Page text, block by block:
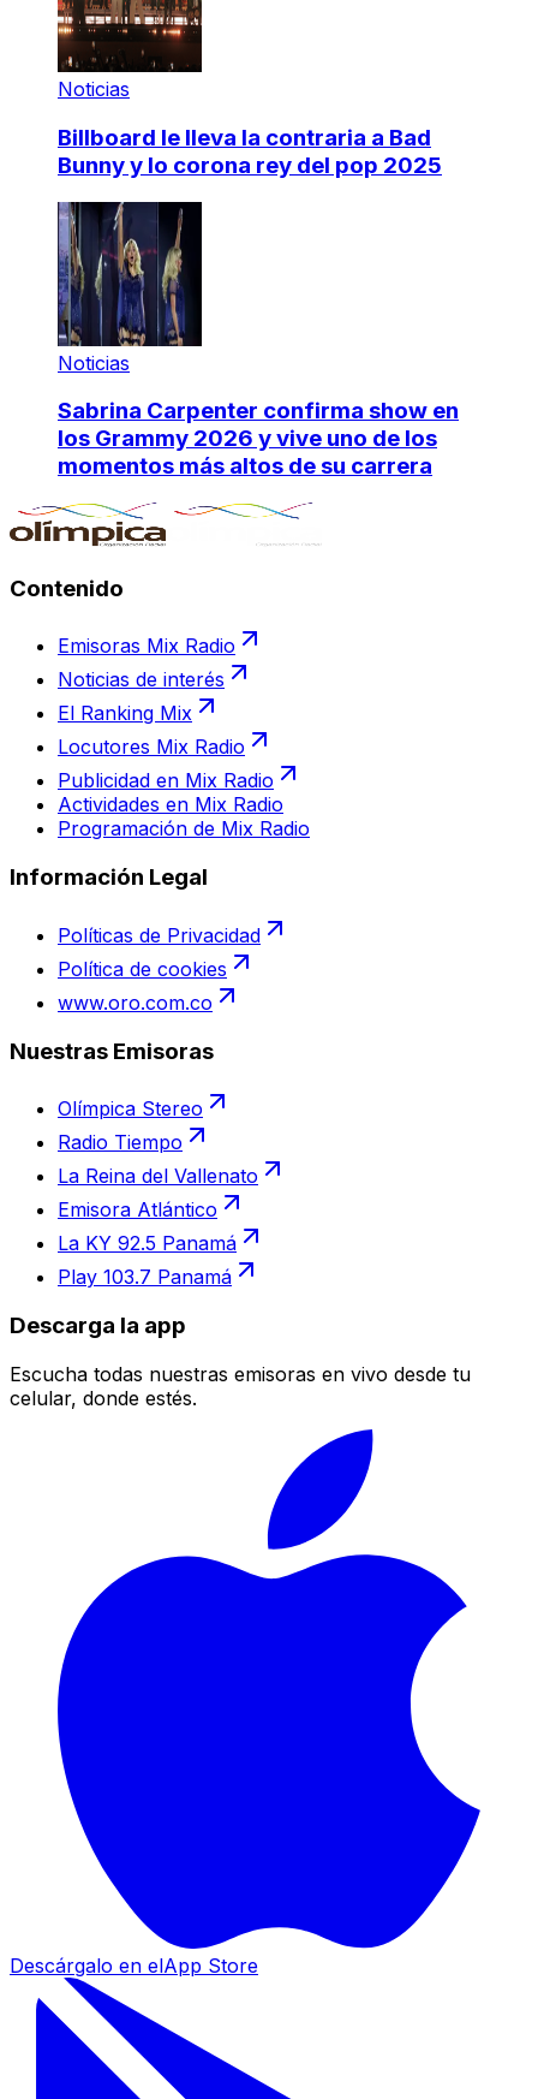
Noticias
Billboard le lleva la contraria a Bad
Bunny y lo corona rey del pop 2025
Noticias
Sabrina Carpenter confirma show en
los Grammy 2026 y vive uno de los
momentos más altos de su carrera
Contenido
Emisoras Mix Radio
Noticias de interés
El Ranking Mix
Locutores Mix Radio
Publicidad en Mix Radio
Actividades en Mix Radio
Programación de Mix Radio
Información Legal
Políticas de Privacidad
Política de cookies
www.oro.com.co
Nuestras Emisoras
Olímpica Stereo
Radio Tiempo
La Reina del Vallenato
Emisora Atlántico
La KY 92.5 Panamá
Play 103.7 Panamá
Descarga la app
Escucha todas nuestras emisoras en vivo desde tu
celular, donde estés.
Descárgalo en elApp Store